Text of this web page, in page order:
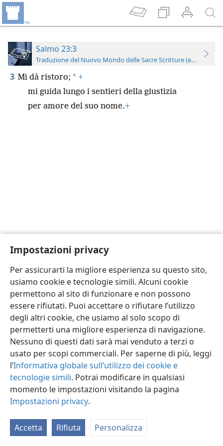
Impostazioni privacy
Per assicurarti la migliore esperienza su questo sito,
usiamo cookie e tecnologie simili. Alcuni cookie
permettono al sito di funzionare e non possono
essere rifiutati. Puoi accettare o rifiutare l’utilizzo
degli altri cookie, che usiamo al solo scopo di
permetterti una migliore esperienza di navigazione.
Nessuno di questi dati sarà mai venduto a terzi o
usato per scopi commerciali. Per saperne di più, leggi
l’Informativa globale sull’utilizzo dei cookie e
tecnologie simili. Potrai modificare in qualsiasi
momento le impostazioni visitando la pagina
Impostazioni privacy.
Accetta Rifiuta Personalizza
Salmo 23:3
Traduzione del Nuovo Mondo delle Sacre Scritture (edizione
3 Mi dà ristoro; * +
mi guida lungo i sentieri della giustizia
per amore del suo nome.+
Italiano
Copyright © 2026 Watch Tower Bible and Tract Society of Pennsylvania
JW.ORG
Accedi